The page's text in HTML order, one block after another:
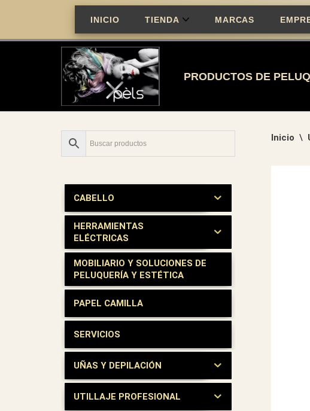
INICIO TIENDA MARCAS
PRODUCTOS DE
CABELLO
HERRAMIENTAS
ELÉCTRICAS
MOBILIARIO Y SOLUCIONES DE
PELUQUERÍA Y ESTÉTICA
PAPEL CAMILLA
SERVICIOS
UÑAS Y DEPILACIÓN
UTILLAJE PROFESIONAL
Inicio \